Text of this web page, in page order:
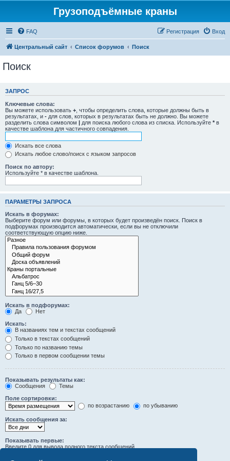
Грузоподъёмные краны
FAQ Вход
Регистрация
Центральный сайт Список форумов Поиск
Поиск
ЗАПРОС
Ключевые слова:
Вы можете использовать + , чтобы определить слова, которые должны быть в
результатах, и - для слов, которых в результатах быть не должно. Вы можете
разделить слова символом | для поиска любого слова из списка. Используйте * в
качестве шаблона для частичного совпадения.
Искать все слова
Искать любое слово/поиск с языком запросов
Поиск по автору:
Используйте * в качестве шаблона.
ПАРАМЕТРЫ ЗАПРОСА
Искать в форумах:
Выберите форум или форумы, в которых будет произведён поиск. Поиск в
подфорумах производится автоматически, если вы не отключили
соответствующую опцию ниже.
Искать в подфорумах:
Да
Нет
Искать:
В названиях тем и текстах сообщений
Только в текстах сообщений
Только по названию темы
Только в первом сообщении темы
Показывать результаты как:
Сообщения
Темы
Поле сортировки:
по возрастанию
по убыванию
Искать сообщения за:
Показывать первые:
Введите 0 для вывода полного текста сообщений.